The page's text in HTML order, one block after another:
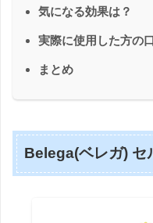
気になる効果は？
実際に使用した方の
まとめ
Belega(ベレガ) セ